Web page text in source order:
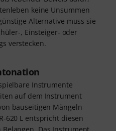
keine Unsummen
Alternative muss sie
, Einsteiger- oder
verstecken.
Instrumente
auf dem Instrument
bauseitigen Mängeln
620 L entspricht diesen
Das Instrument